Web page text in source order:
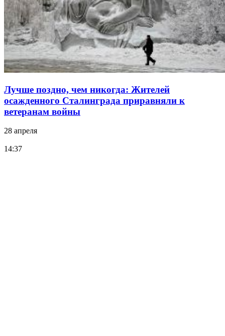
Лучше поздно, чем никогда: Жителей
осажденного Сталинграда приравняли к
ветеранам войны
28 апреля
14:37